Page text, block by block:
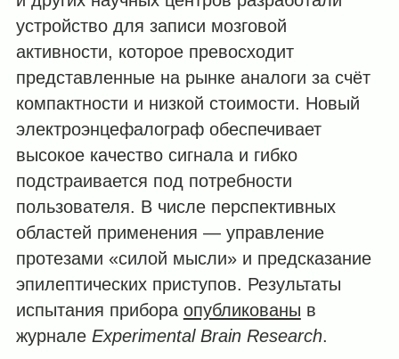
устройство для записи мозговой
активности, которое превосходит
представленные на рынке аналоги за счёт
компактности и низкой стоимости. Новый
электроэнцефалограф обеспечивает
высокое качество сигнала и гибко
подстраивается под потребности
пользователя. В числе перспективных
областей применения — управление
протезами «силой мысли» и предсказание
эпилептических приступов. Результаты
испытания прибора опубликованы в
журнале Experimental Brain Research.